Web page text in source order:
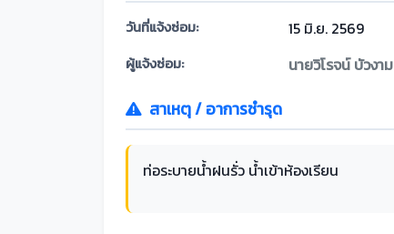
วันที่แจ้งซ่อม: 15 มิ.ย. 2569
ผู้แจ้งซ่อม: นายวิโรจน์ บัวงาม
สาเหตุ / อาการชำรุด
ท่อระบายน้ำฝนรั่ว น้ำเข้าห้องเรียน